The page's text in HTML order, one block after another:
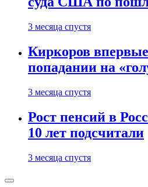
3 месяца спустя
Киркоров впервые
попадании на
3 месяца спустя
Рост пенсий в
10 лет подсчитали
3 месяца спустя